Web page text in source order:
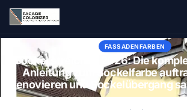
Zum Hauptinhalt springen
FASSADENFARBEN
Sockel streichen 2026: Die
Anleitung zum Sockelfarbe
renovieren und Sockelübergang